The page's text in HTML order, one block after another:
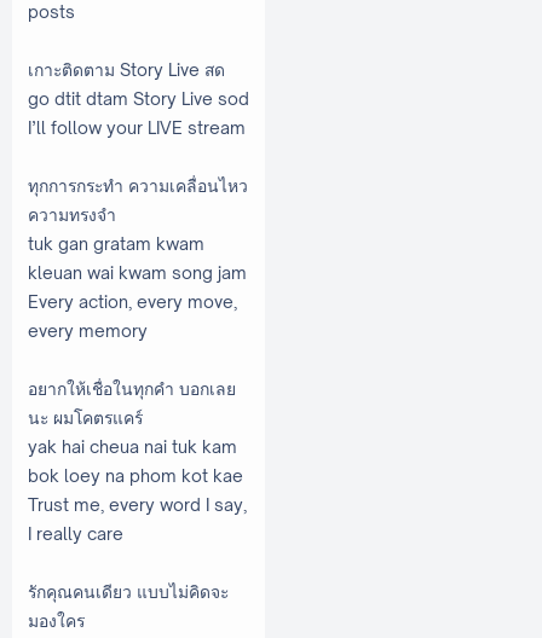
posts
เกาะติดตาม Story Live สด
go dtit dtam Story Live sod
I’ll follow your LIVE stream
ทุกการกระทำ ความเคลื่อนไหว
ความทรงจำ
tuk gan gratam kwam
kleuan wai kwam song jam
Every action, every move,
every memory
อยากให้เชื่อในทุกคำ บอกเลย
นะ ผมโคตรแคร์
yak hai cheua nai tuk kam
bok loey na phom kot kae
Trust me, every word I say,
I really care
รักคุณคนเดียว แบบไม่คิดจะ
มองใคร